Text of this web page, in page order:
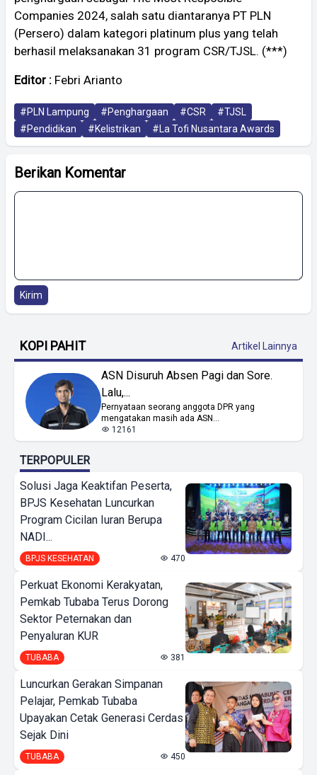
Companies 2024, salah satu diantaranya PT PLN
(Persero) dalam kategori platinum plus yang telah
berhasil melaksanakan 31 program CSR/TJSL. (***)
Editor : Febri Arianto
#PLN Lampung #Penghargaan #CSR
#TJSL
#Pendidikan
#Kelistrikan #La Tofi Nusantara Awards
Berikan Komentar
Kirim
KOPI PAHIT Artikel Lainnya
ASN Disuruh Absen Pagi dan Sore.
Lalu,...
Pernyataan seorang anggota DPR yang
mengatakan masih ada ASN...
12161
TERPOPULER
Solusi Jaga Keaktifan Peserta,
BPJS Kesehatan Luncurkan
Program Cicilan Iuran Berupa
NADI...
BPJS KESEHATAN 470
Perkuat Ekonomi Kerakyatan,
Pemkab Tubaba Terus Dorong
Sektor Peternakan dan
Penyaluran KUR
TUBABA 381
Luncurkan Gerakan Simpanan
Pelajar, Pemkab Tubaba
Upayakan Cetak Generasi Cerdas
Sejak Dini
TUBABA 450